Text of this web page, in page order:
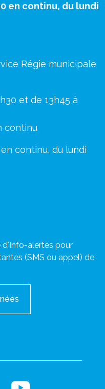
en continu, du lundi
Régie municipale
et de 13h45 à
continu
continu, du lundi
d'Info-alertes pour
(SMS ou appel) de